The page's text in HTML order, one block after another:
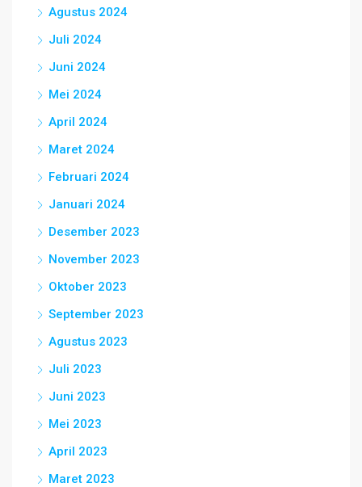
Agustus 2024
Juli 2024
Juni 2024
Mei 2024
April 2024
Maret 2024
Februari 2024
Januari 2024
Desember 2023
November 2023
Oktober 2023
September 2023
Agustus 2023
Juli 2023
Juni 2023
Mei 2023
April 2023
Maret 2023